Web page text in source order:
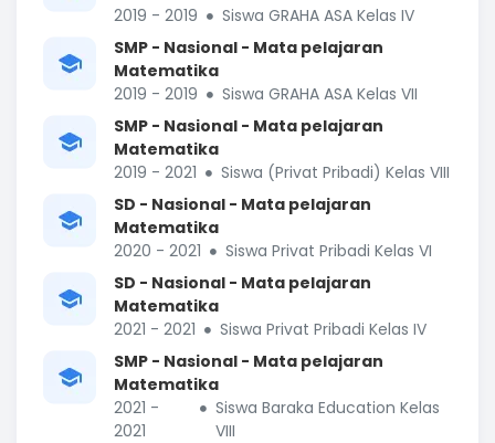
2019 - 2019
Siswa GRAHA ASA Kelas IV
SMP - Nasional - Mata pelajaran
Matematika
2019 - 2019
Siswa GRAHA ASA Kelas VII
SMP - Nasional - Mata pelajaran
Matematika
2019 - 2021
Siswa (Privat Pribadi) Kelas VIII
SD - Nasional - Mata pelajaran
Matematika
2020 - 2021
Siswa Privat Pribadi Kelas VI
SD - Nasional - Mata pelajaran
Matematika
2021 - 2021
Siswa Privat Pribadi Kelas IV
SMP - Nasional - Mata pelajaran
Matematika
2021 -
2021
Siswa Baraka Education Kelas
VIII